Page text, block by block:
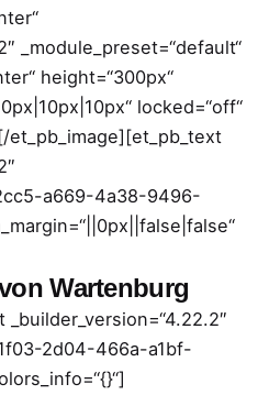
_module_preset=“default“
height=“300px“
locked=“off“
et_pb_image][et_pb_text
a669-4a38-9496-
Wartenburg
2d04-466a-a1bf-